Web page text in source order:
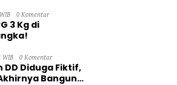
0 Komentar
3 Kg di
WIB 0 Komentar
DD Diduga Fiktif,
Bangun